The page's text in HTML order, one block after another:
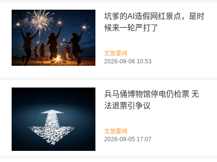
坑爹的AI造假网红景点，是时
候来一轮严打了
文旅要闻
2026-08-06 10:53
兵马俑博物馆停电仍检票 无
法退票引争议
文旅要闻
2026-08-05 17:07